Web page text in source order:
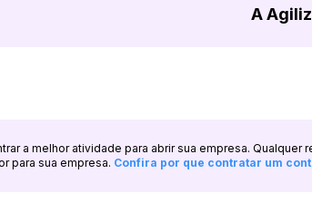
A
a melhor atividade para abrir sua empresa.
para sua empresa. Confira por que contratar um